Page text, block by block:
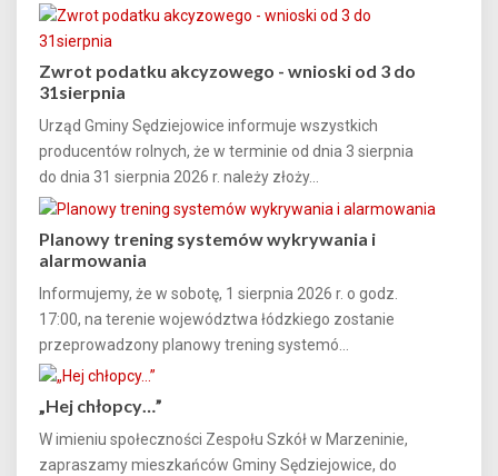
Zwrot podatku akcyzowego - wnioski od 3 do
31sierpnia
Urząd Gminy Sędziejowice informuje wszystkich
producentów rolnych, że w terminie od dnia 3 sierpnia
do dnia 31 sierpnia 2026 r. należy złoży...
Planowy trening systemów wykrywania i
alarmowania
Informujemy, że w sobotę, 1 sierpnia 2026 r. o godz.
17:00, na terenie województwa łódzkiego zostanie
przeprowadzony planowy trening systemó...
„Hej chłopcy…”
W imieniu społeczności Zespołu Szkół w Marzeninie,
zapraszamy mieszkańców Gminy Sędziejowice, do